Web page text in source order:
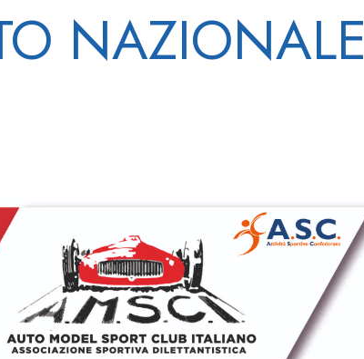
NAZIONALE